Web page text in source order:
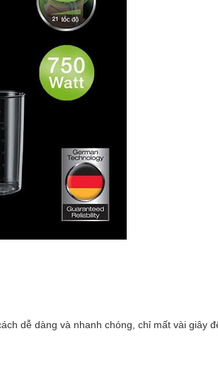
dễ dàng và nhanh chóng, chỉ mất vài giây